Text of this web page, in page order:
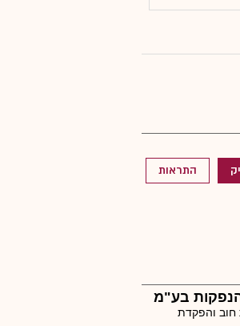
התראות
בע"מ
והפקדת